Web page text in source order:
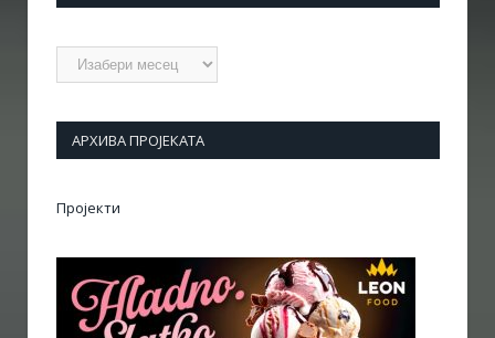
Архиве
АРХИВА ПРОЈЕКАТА
Пројекти